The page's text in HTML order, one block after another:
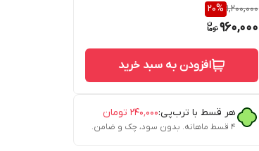
1,200,000
20%
960,000
افزودن به سبد خرید
هر قسط با ترب‌پی:۲۴۰٬۰۰۰ تومان
۴ قسط ماهانه. بدون سود، چک و ضامن.